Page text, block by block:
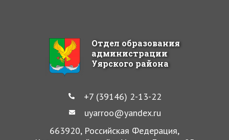
Отдел образования
администрации
Уярского района
+7 (39146) 2-13-22
uyarroo@yandex.ru
663920, Российская Федерация,